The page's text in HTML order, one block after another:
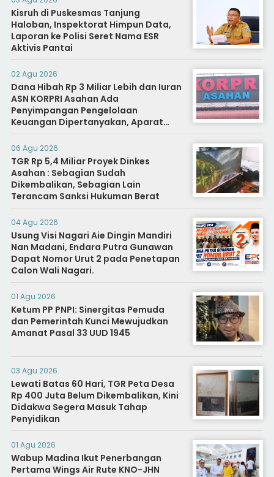
Kisruh di Puskesmas Tanjung
Haloban, Inspektorat Himpun Data,
Laporan ke Polisi Seret Nama ESR
Aktivis Pantai
02 Agu 2026
Dana Hibah Rp 3 Miliar Lebih dan Iuran
ASN KORPRI Asahan Ada
Penyimpangan Pengelolaan
Keuangan Dipertanyakan, Aparat
Diminta Segera Usut
06 Agu 2026
TGR Rp 5,4 Miliar Proyek Dinkes
Asahan : Sebagian Sudah
Dikembalikan, Sebagian Lain
Terancam Sanksi Hukuman Berat
04 Agu 2026
Usung Visi Nagari Aie Dingin Mandiri
Nan Madani, Endara Putra Gunawan
Dapat Nomor Urut 2 pada Penetapan
Calon Wali Nagari.
01 Agu 2026
Ketum PP PNPI: Sinergitas Pemuda
dan Pemerintah Kunci Mewujudkan
Amanat Pasal 33 UUD 1945
03 Agu 2026
Lewati Batas 60 Hari, TGR Peta Desa
Rp 400 Juta Belum Dikembalikan, Kini
Didakwa Segera Masuk Tahap
Penyidikan
01 Agu 2026
Wabup Madina Ikut Penerbangan
Pertama Wings Air Rute KNO-JHN